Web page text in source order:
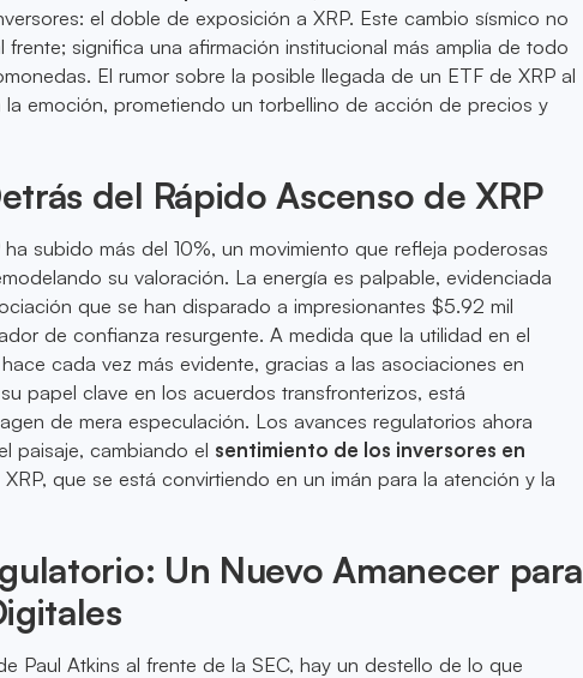
el doble de exposición a XRP. Este cambio sísmico no
frente; significa una afirmación institucional más amplia de todo
El rumor sobre la posible llegada de un ETF de XRP al
emoción, prometiendo un torbellino de acción de precios y
del Rápido Ascenso de XRP
subido más del 10%, un movimiento que refleja poderosas
su valoración. La energía es palpable, evidenciada
que se han disparado a impresionantes $5.92 mil
de confianza resurgente. A medida que la utilidad en el
cada vez más evidente, gracias a las asociaciones en
papel clave en los acuerdos transfronterizos, está
de mera especulación. Los avances regulatorios ahora
paisaje, cambiando el sentimiento de los inversores en
XRP, que se está convirtiendo en un imán para la atención y la
Un Nuevo Amanecer para
Paul Atkins al frente de la SEC, hay un destello de lo que